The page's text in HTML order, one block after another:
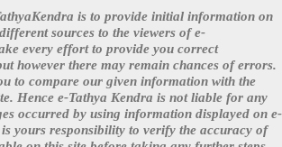
কলেজের ওয়েবসাইটে যান । Disclaimer : Neither
institutions hold any responsibility on
of the content provided. we are not
inadvertent error that may have crept in the
is to provide initial information on
sources to the viewers of e-
every effort to provide you correct
however there may remain chances of errors.
to compare our given information with the
Hence e-Tathya Kendra is not liable for any
occurred by using information displayed on e-
yours responsibility to verify the accuracy of